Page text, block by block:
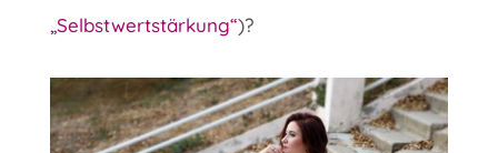
„Selbstwertstärkung“)?